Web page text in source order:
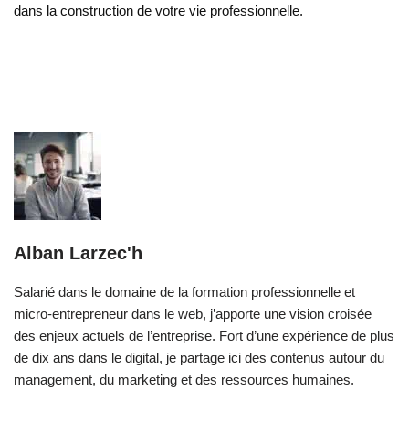
dans la construction de votre vie professionnelle.
Alban Larzec'h
Salarié dans le domaine de la formation professionnelle et
micro-entrepreneur dans le web, j’apporte une vision croisée
des enjeux actuels de l’entreprise. Fort d’une expérience de plus
de dix ans dans le digital, je partage ici des contenus autour du
management, du marketing et des ressources humaines.